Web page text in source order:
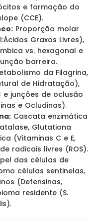
e formação do
(CCE).
Proporção molar
Graxos Livres),
vs. hexagonal e
barreira.
da Filagrina,
de Hidratação),
junções de oclusão
e Ocludinas).
Cascata enzimática
Glutationa
(Vitaminas C e E,
radicais livres (ROS).
das células de
células sentinelas,
(Defensinas,
residente (S.